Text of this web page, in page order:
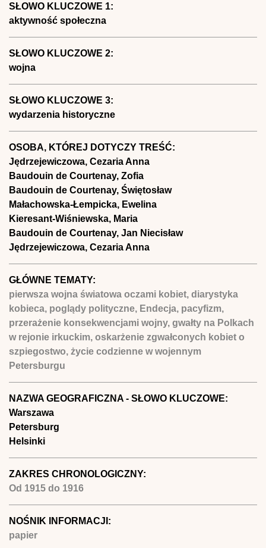
SŁOWO KLUCZOWE 1:
aktywność społeczna
SŁOWO KLUCZOWE 2:
wojna
SŁOWO KLUCZOWE 3:
wydarzenia historyczne
OSOBA, KTÓREJ DOTYCZY TREŚĆ:
Jędrzejewiczowa, Cezaria Anna
Baudouin de Courtenay, Zofia
Baudouin de Courtenay, Świętosław
Małachowska-Łempicka, Ewelina
Kieresant-Wiśniewska, Maria
Baudouin de Courtenay, Jan Niecisław
Jędrzejewiczowa, Cezaria Anna
GŁÓWNE TEMATY:
pierwsza wojna światowa oczami kobiet, diarystyka
kobieca, poglądy polityczne, Endecja, pacyfizm,
przerażenie konsekwencjami wojny, gwałty na Polkach
w rejonie irkuckim, oskarżenie zgwałconych kobiet o
szpiegostwo, życie codzienne w wojennym
Petersburgu
NAZWA GEOGRAFICZNA - SŁOWO KLUCZOWE:
Warszawa
Petersburg
Helsinki
ZAKRES CHRONOLOGICZNY:
Od 1915 do 1916
NOŚNIK INFORMACJI:
papier